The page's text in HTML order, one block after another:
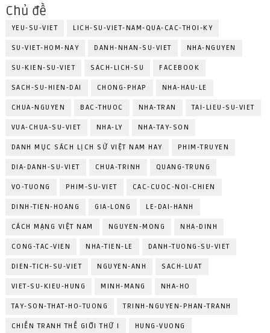
Chủ đề
YEU-SU-VIET LICH-SU-VIET-NAM-QUA-CAC-THOI-KY
SU-VIET-HOM-NAY DANH-NHAN-SU-VIET NHA-NGUYEN
SU-KIEN-SU-VIET SACH-LICH-SU FACEBOOK
SACH-SU-HIEN-DAI CHONG-PHAP NHA-HAU-LE
CHUA-NGUYEN BAC-THUOC NHA-TRAN TAI-LIEU-SU-VIET
VUA-CHUA-SU-VIET NHA-LY NHA-TAY-SON
DANH MỤC SÁCH LỊCH SỬ VIỆT NAM HAY PHIM-TRUYEN
DIA-DANH-SU-VIET CHUA-TRINH QUANG-TRUNG
VO-TUONG PHIM-SU-VIET CAC-CUOC-NOI-CHIEN
DINH-TIEN-HOANG GIA-LONG LE-DAI-HANH
CÁCH MẠNG VIỆT NAM NGUYEN-MONG NHA-DINH
CONG-TAC-VIEN NHA-TIEN-LE DANH-TUONG-SU-VIET
DIEN-TICH-SU-VIET NGUYEN-ANH SACH-LUAT
VIET-SU-KIEU-HUNG MINH-MANG NHA-HO
TAY-SON-THAT-HO-TUONG TRINH-NGUYEN-PHAN-TRANH
CHIẾN TRANH THẾ GIỚI THỨ I HUNG-VUONG